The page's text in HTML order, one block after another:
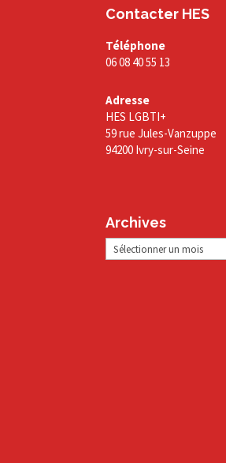
Contacter HES
Téléphone
06 08 40 55 13
Adresse
HES LGBTI+
59 rue Jules-Vanzuppe
94200 Ivry-sur-Seine
Archives
Archives